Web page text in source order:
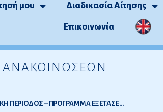
μου Διαδικασία Αίτησης
Επικοινωνία
ΑΝΑΚΟΙΝΩΣΕΩΝ
ΕΞΕΤΑΣΕΙΣ ΟΔΟΝΤΙΑΤΡΙΚΗΣ 2018-2Η ΕΞΕΤΑΣΤΙΚΗ ΠΕΡΙΟΔΟΣ – ΠΡΟΓΡΑΜΜΑ ΕΞΕΤΑΣΕΩΝ-ΔΗΛΩΣΕΙΣ ΣΥΜΜΕΤΟΧΗΣ